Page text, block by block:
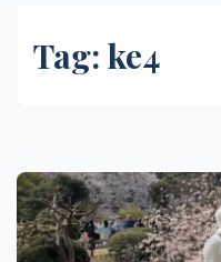
Tag: ke4